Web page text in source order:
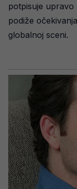
potpisuje upravo
podiže
globalnoj sceni.